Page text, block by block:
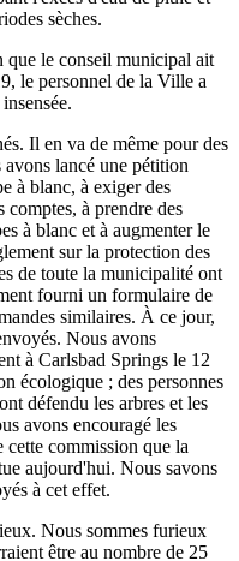
sèches.
que le conseil municipal ait
le personnel de la Ville a
Il en va de même pour des
lancé une pétition
à blanc, à exiger des
à prendre des
à blanc et à augmenter le
sur la protection des
de toute la municipalité ont
fourni un formulaire de
similaires. À ce jour,
Nous avons
à Carlsbad Springs le 12
écologique ; des personnes
défendu les arbres et les
avons encouragé les
cette commission que la
aujourd'hui. Nous savons
à cet effet.
Nous sommes furieux
être au nombre de 25